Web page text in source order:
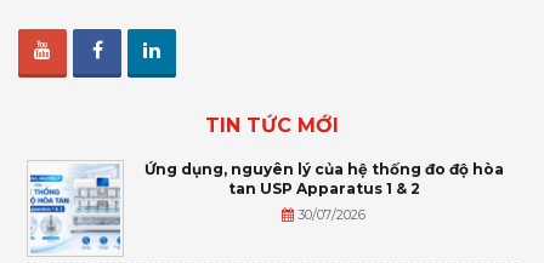
TIN TỨC MỚI
Ứng dụng, nguyên lý của hệ thống đo độ hòa
tan USP Apparatus 1 & 2
30/07/2026